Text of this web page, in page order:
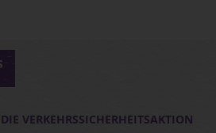
DIE VERKEHRSSICHERHEITSAKTION